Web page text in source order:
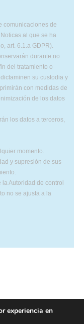
comunicaciones de
al que se ha
art. 6.1.a GDPR).
durante no
del tratamiento o
su custodia y
con medidas de
de los datos
los datos a terceros,
momento.
y supresión de sus
Autoridad de control
no se ajusta a la
experiencia en